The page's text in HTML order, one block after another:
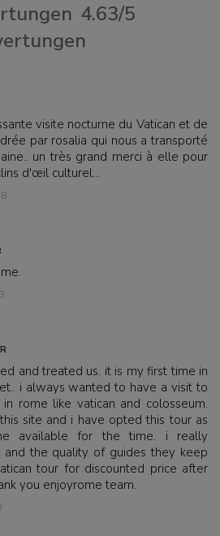
4.63/5
visite nocturne du Vatican et de
par rosalia qui nous a transporté
un très grand merci à elle pour
d'œil culturel...
and treated us. it is my first time in
i always wanted to have a visit to
rome like vatican and colosseum.
site and i have opted this tour as
available for the time. i really
and the quality of guides they keep
tour for discounted price after
you enjoyrome team.